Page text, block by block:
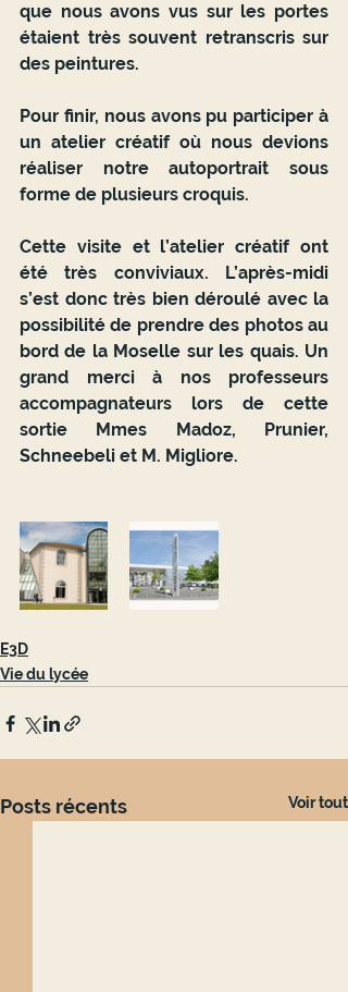
que nous avons vus sur les portes
étaient très souvent retranscris sur
des peintures.
Pour finir, nous avons pu participer à
un atelier créatif où nous devions
réaliser notre autoportrait sous
forme de plusieurs croquis.
Cette visite et l’atelier créatif ont
été très conviviaux. L’après-midi
s’est donc très bien déroulé avec la
possibilité de prendre des photos au
bord de la Moselle sur les quais. Un
grand merci à nos professeurs
accompagnateurs lors de cette
sortie Mmes Madoz, Prunier,
Schneebeli et M. Migliore.
E3D
Vie du lycée
Posts récents Voir tout